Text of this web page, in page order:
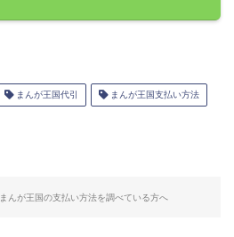
まんが王国代引 まんが王国支払い方法
まんが王国の支払い方法を調べている方へ